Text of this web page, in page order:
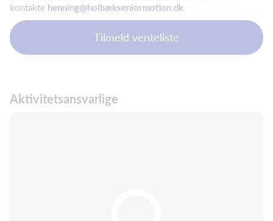
kontakte henning@holbækseniormotion.dk
Tilmeld venteliste
Aktivitetsansvarlige